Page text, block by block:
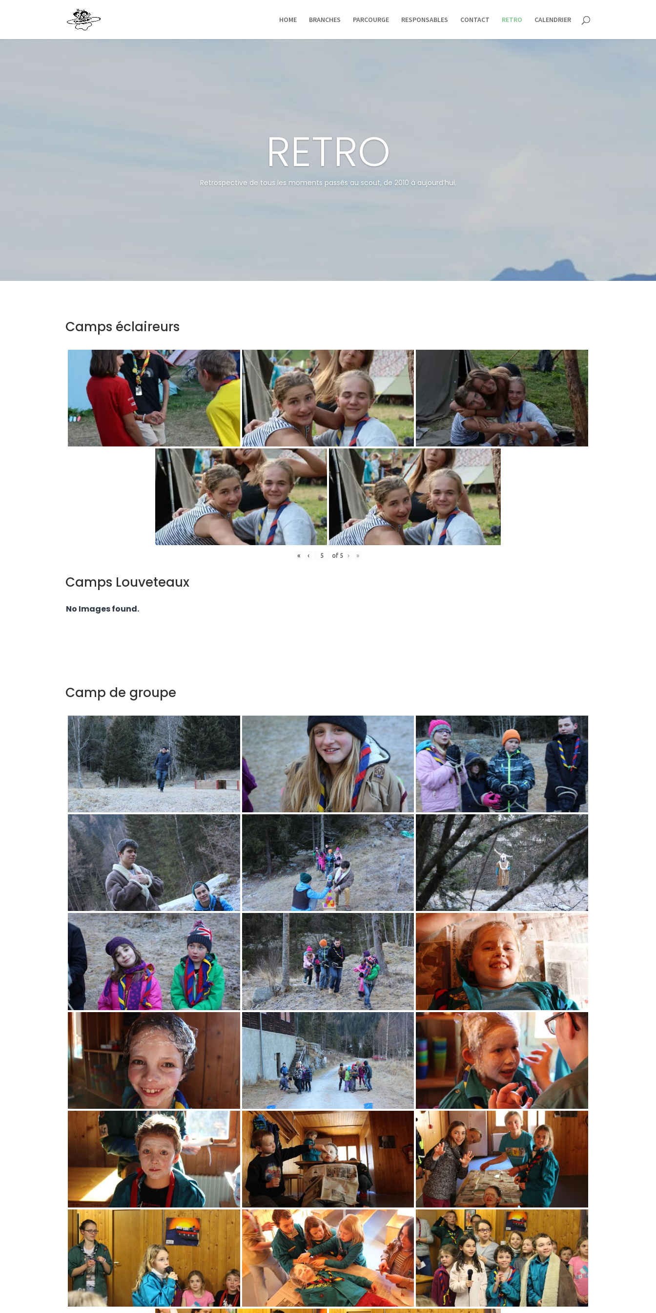
HOME BRANCHES PARCOURGE RESPONSABLES CONTACT RETRO CALENDRIER
RETRO
Retrospective de tous les moments passés au scout, de 2010 à aujourd’hui.
Camps éclaireurs
« ‹ of 5 › »
Camps Louveteaux
No Images found.
Camp de groupe